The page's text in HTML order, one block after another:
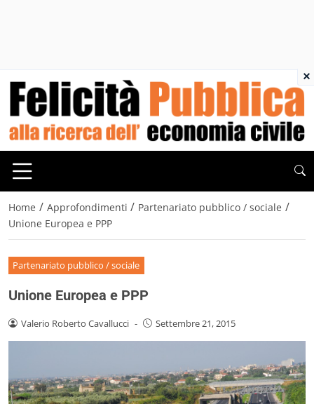
Home / Approfondimenti / Partenariato pubblico / sociale /
Unione Europea e PPP
Partenariato pubblico / sociale
Unione Europea e PPP
Valerio Roberto Cavallucci - Settembre 21, 2015
×